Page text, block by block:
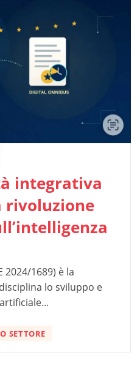
integrativa
rivoluzione
2024/1689) è la
lo sviluppo e
SETTORE